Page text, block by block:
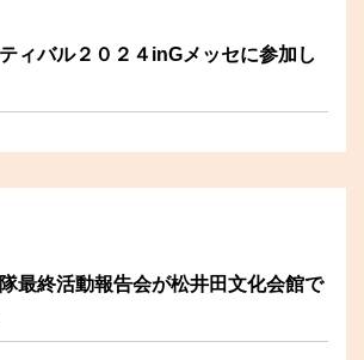
ィバル２０２４inGメッセに参加し
最終活動報告会が松井田文化会館で